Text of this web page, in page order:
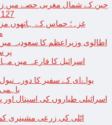
چین کے شمال مغربی حصے میں
127 ہوگئی، 700 افراد زخمی
اطالوی وزیراعظم کا سعودیہ
پر
یواےای کے سفیر کا دورہ
اسرائیلی طیاروں کی اسپتال اور
اٹلی کی زرعی مشینری